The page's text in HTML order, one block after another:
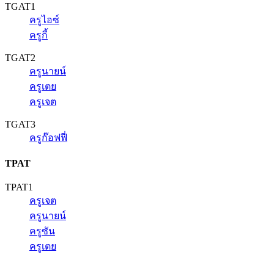
TGAT1
ครูไอซ์
ครูกี้
TGAT2
ครูนายน์
ครูเตย
ครูเจต
TGAT3
ครูก๊อฟฟี่
TPAT
TPAT1
ครูเจต
ครูนายน์
ครูซัน
ครูเตย